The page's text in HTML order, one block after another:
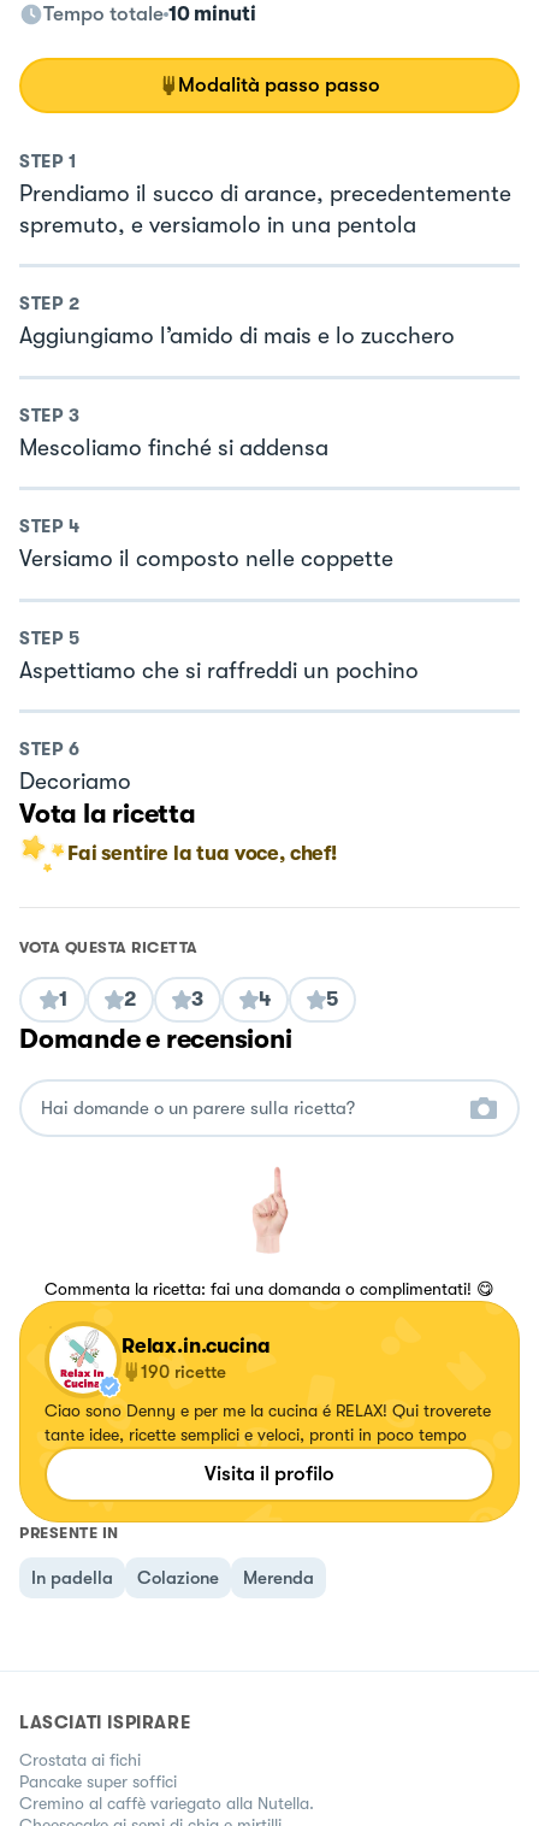
Tempo totale 10 minuti
Modalità passo passo
STEP 1
Prendiamo il succo di arance, precedentemente
spremuto, e versiamolo in una pentola
STEP 2
Aggiungiamo l’amido di mais e lo zucchero
STEP 3
Mescoliamo finché si addensa
STEP 4
Versiamo il composto nelle coppette
STEP 5
Aspettiamo che si raffreddi un pochino
STEP 6
Decoriamo
Vota la ricetta
Fai sentire la tua voce, chef!
VOTA QUESTA RICETTA
1 2 3 4 5
Domande e recensioni
Commenta la ricetta: fai una domanda o complimentati! 😋
Relax.in.cucina
190 ricette
Ciao sono Denny e per me la cucina é RELAX! Qui troverete
tante idee, ricette semplici e veloci, pronti in poco tempo
Visita il profilo
PRESENTE IN
In padella Colazione Merenda
LASCIATI ISPIRARE
Crostata ai fichi
Pancake super soffici
Cremino al caffè variegato alla Nutella.